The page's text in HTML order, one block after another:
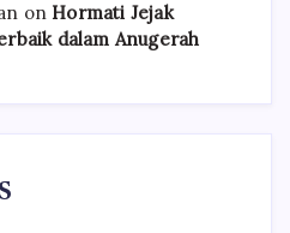
on Hormati Jejak
dalam Anugerah